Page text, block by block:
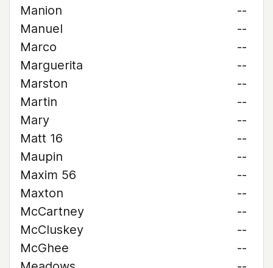
Manion
--
Manuel
--
Marco
--
Marguerita
--
Marston
--
Martin
--
Mary
--
Matt 16
--
Maupin
--
Maxim 56
--
Maxton
--
McCartney
--
McCluskey
--
McGhee
--